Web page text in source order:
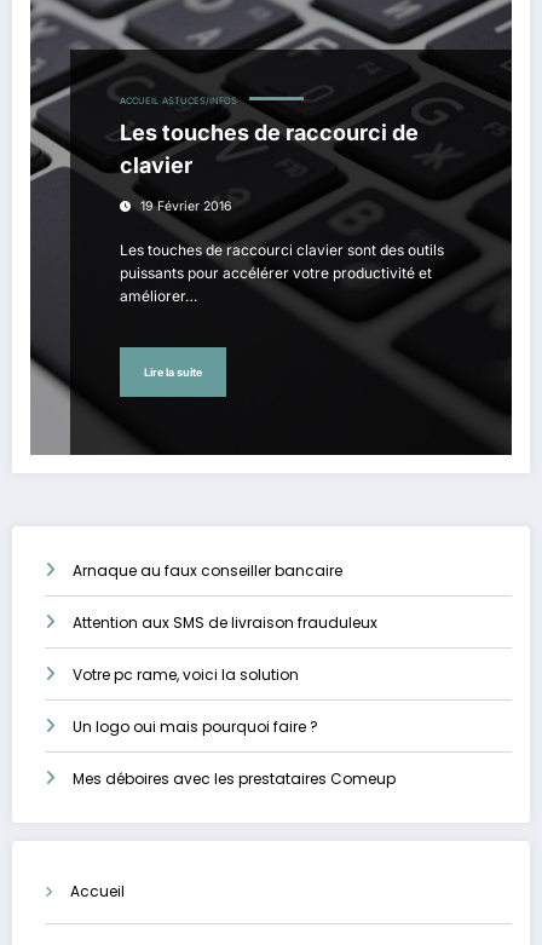
ACCUEIL ASTUCES/INFOS
Les touches de raccourci de
clavier
19 Février 2016
Les touches de raccourci clavier sont des outils
puissants pour accélérer votre productivité et
améliorer…
Lire la suite
Arnaque au faux conseiller bancaire
Attention aux SMS de livraison frauduleux
Votre pc rame, voici la solution
Un logo oui mais pourquoi faire ?
Mes déboires avec les prestataires Comeup
Accueil